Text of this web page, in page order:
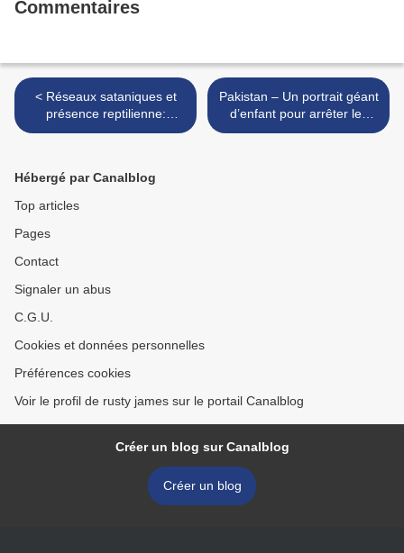
Commentaires
< Réseaux sataniques et
présence reptilienne:
nouvelles révélation sur une
Pakistan – Un portrait géant
d’enfant pour arrêter les
attaques de drone >
Hébergé par Canalblog
Top articles
Pages
Contact
Signaler un abus
C.G.U.
Cookies et données personnelles
Préférences cookies
Voir le profil de rusty james sur le portail Canalblog
Créer un blog sur Canalblog
Créer un blog